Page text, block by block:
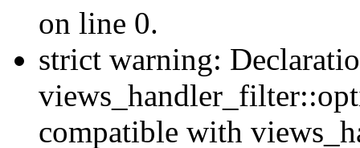
on line 0.
strict warning:
compatible with